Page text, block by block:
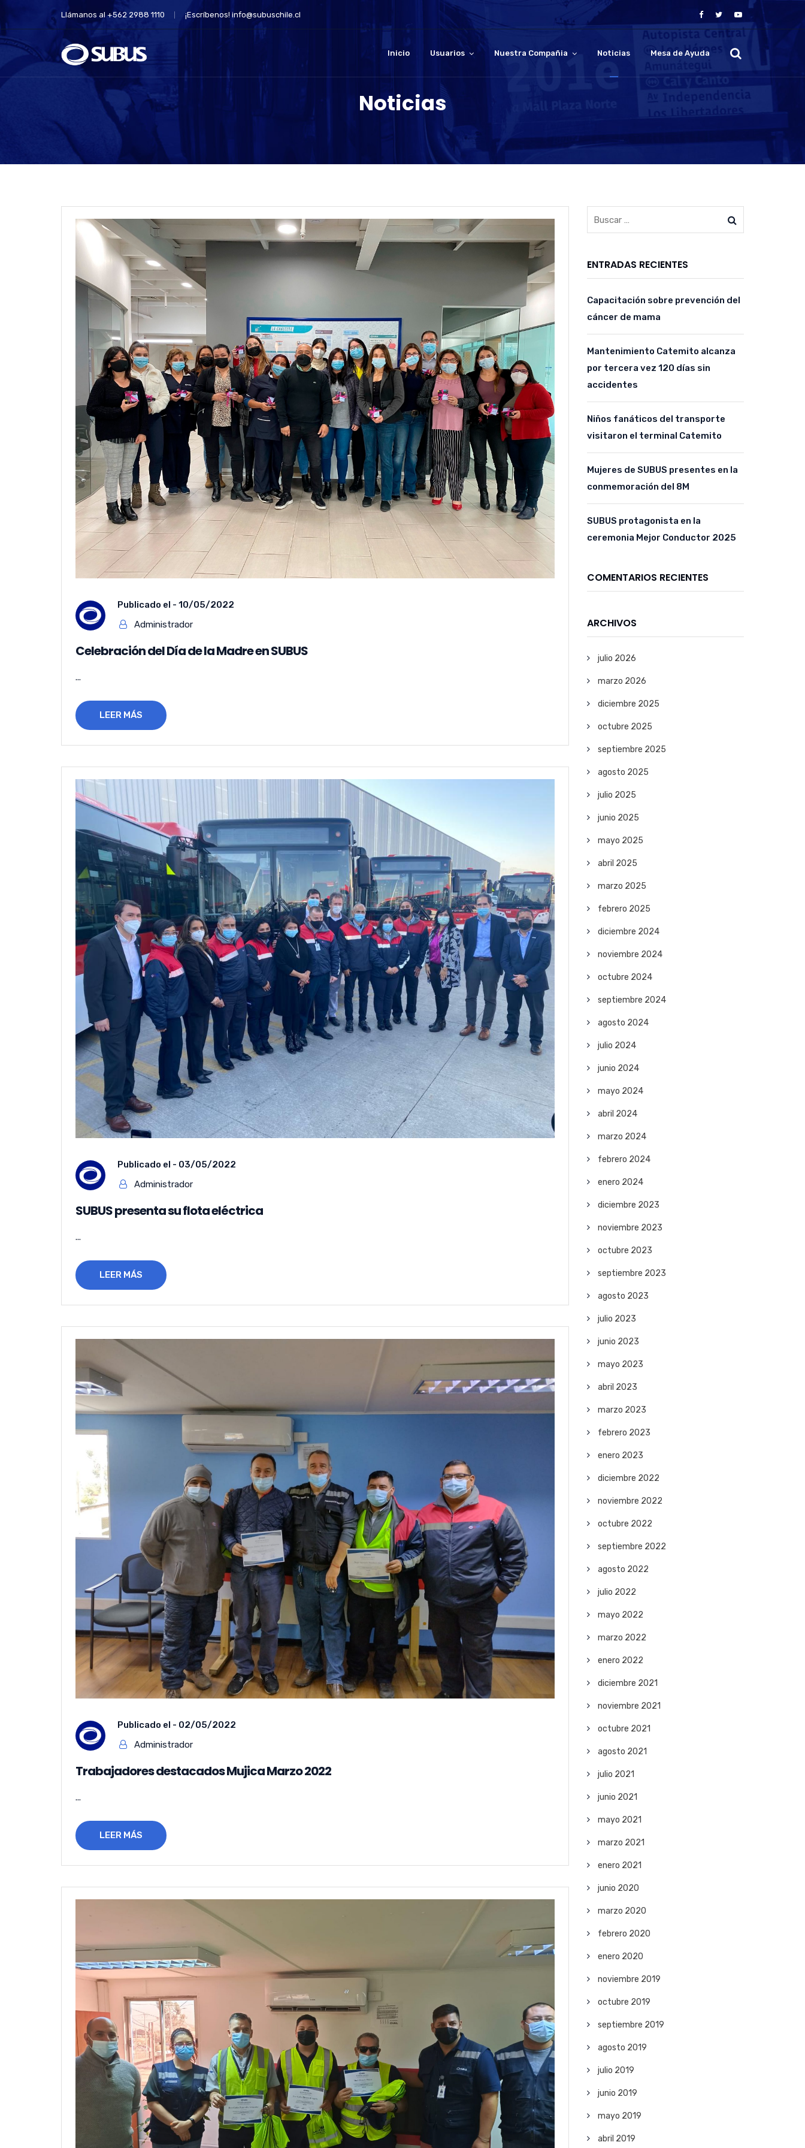
Llámanos al +562 2988 1110 ¡Escríbenos! info@subuschile.cl
Inicio Usuarios Nuestra Compañia Noticias Mesa de Ayuda
Noticias
Publicado el - 10/05/2022
Administrador
Celebración del Día de la Madre en SUBUS
...
LEER MÁS
Publicado el - 03/05/2022
Administrador
SUBUS presenta su flota eléctrica
...
LEER MÁS
Publicado el - 02/05/2022
Administrador
Trabajadores destacados Mujica Marzo 2022
...
LEER MÁS
ENTRADAS RECIENTES
Capacitación sobre prevención del
cáncer de mama
Mantenimiento Catemito alcanza
por tercera vez 120 días sin
accidentes
Niños fanáticos del transporte
visitaron el terminal Catemito
Mujeres de SUBUS presentes en la
conmemoración del 8M
SUBUS protagonista en la
ceremonia Mejor Conductor 2025
COMENTARIOS RECIENTES
ARCHIVOS
julio 2026
marzo 2026
diciembre 2025
octubre 2025
septiembre 2025
agosto 2025
julio 2025
junio 2025
mayo 2025
abril 2025
marzo 2025
febrero 2025
diciembre 2024
noviembre 2024
octubre 2024
septiembre 2024
agosto 2024
julio 2024
junio 2024
mayo 2024
abril 2024
marzo 2024
febrero 2024
enero 2024
diciembre 2023
noviembre 2023
octubre 2023
septiembre 2023
agosto 2023
julio 2023
junio 2023
mayo 2023
abril 2023
marzo 2023
febrero 2023
enero 2023
diciembre 2022
noviembre 2022
octubre 2022
septiembre 2022
agosto 2022
julio 2022
mayo 2022
marzo 2022
enero 2022
diciembre 2021
noviembre 2021
octubre 2021
agosto 2021
julio 2021
junio 2021
mayo 2021
marzo 2021
enero 2021
junio 2020
marzo 2020
febrero 2020
enero 2020
noviembre 2019
octubre 2019
septiembre 2019
agosto 2019
julio 2019
junio 2019
mayo 2019
abril 2019